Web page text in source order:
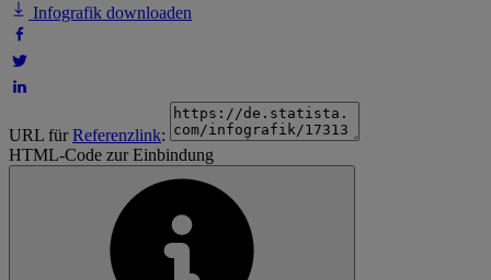
Infografik downloaden
URL fürReferenzlink:
HTML-Code zur Einbindung